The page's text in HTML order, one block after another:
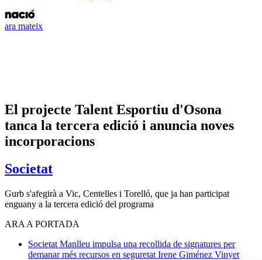
ara mateix
El projecte Talent Esportiu d'Osona
tanca la tercera edició i anuncia noves
incorporacions
Societat
Gurb s'afegirà a Vic, Centelles i Torelló, que ja han participat
enguany a la tercera edició del programa
ARA A PORTADA
Societat Manlleu impulsa una recollida de signatures per
demanar més recursos en seguretat Irene Giménez Vinyet